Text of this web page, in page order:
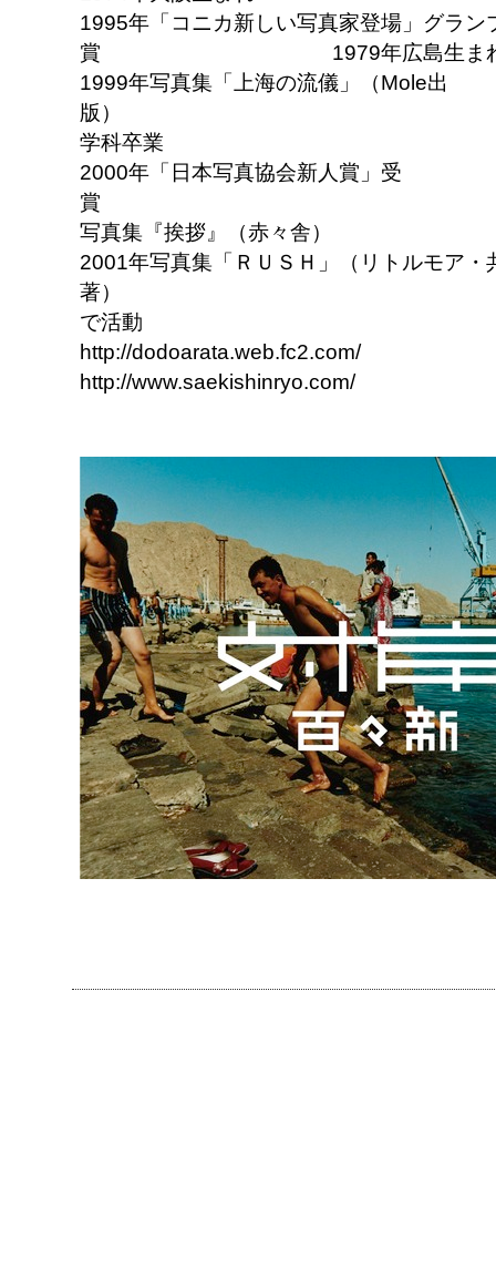
1995年「コニカ新しい写真家登場」グラン
賞 1979年広島生ま
1999年写真集「上海の流儀」（Mole出
版） 大阪芸
学科卒業
2000年「日本写真協会新人賞」受
賞
写真集『挨拶』（赤々舎）
2001年写真集「ＲＵＳＨ」（リトルモア・
著） 大阪を拠
で活動
http://
http://www.saekishinryo.com/